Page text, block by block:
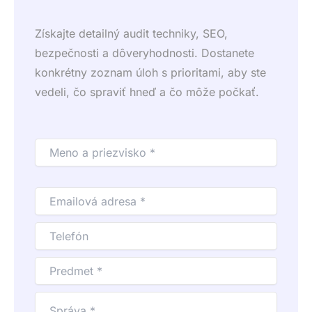
Získajte detailný audit techniky, SEO,
bezpečnosti a dôveryhodnosti. Dostanete
konkrétny zoznam úloh s prioritami, aby ste
vedeli, čo spraviť hneď a čo môže počkať.